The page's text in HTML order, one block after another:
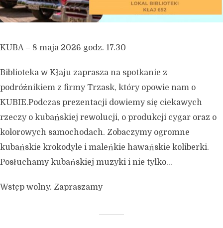
KUBA – 8 maja 2026 godz. 17.30
Biblioteka w Kłaju zaprasza na spotkanie z
podróżnikiem z firmy Trzask, który opowie nam o
KUBIE.Podczas prezentacji dowiemy się ciekawych
rzeczy o kubańskiej rewolucji, o produkcji cygar oraz o
kolorowych samochodach. Zobaczymy ogromne
kubańskie krokodyle i maleńkie hawańskie koliberki.
Posłuchamy kubańskiej muzyki i nie tylko…
Wstęp wolny. Zapraszamy